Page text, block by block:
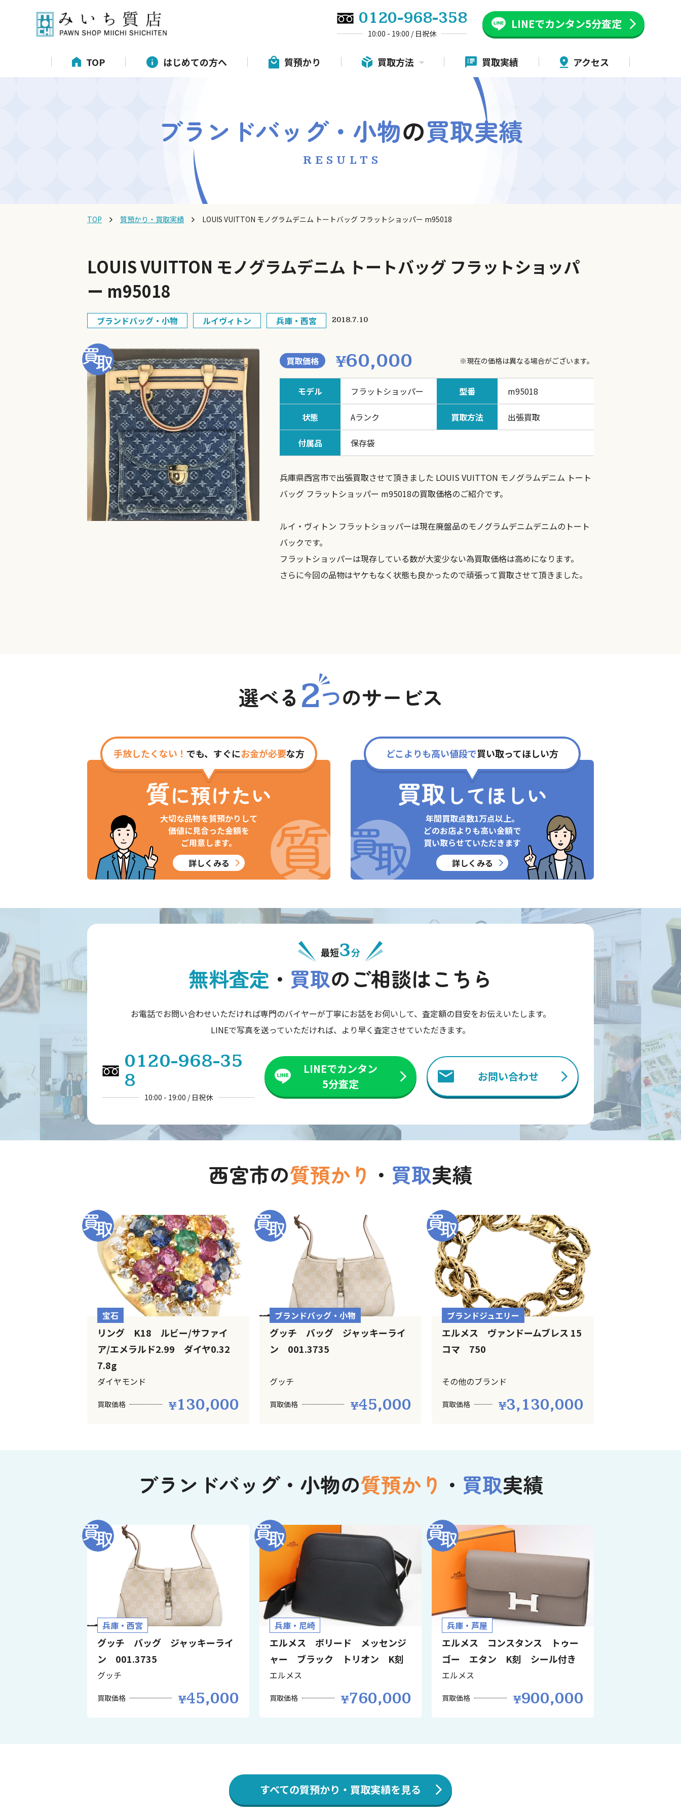
0120-968-358
10:00 - 19:00 / 日祝休
LINEでカンタン5分査定
TOP はじめての方へ 質預かり 買取方法 買取実績 アクセス
ブランドバッグ・小物の買取実績
RESULTS
TOP 質預かり・買取実績 LOUIS VUITTON モノグラムデニム トートバッグ フラットショッパー m95018
LOUIS VUITTON モノグラムデニム トートバッグ フラットショッパ
ー m95018
ブランドバッグ・小物 ルイヴィトン 兵庫・西宮 2018.7.10
買取価格 ¥60,000 ※現在の価格は異なる場合がございます。
モデル フラットショッパー 型番 m95018
状態 Aランク 買取方法 出張買取
付属品 保存袋
兵庫県西宮市で出張買取させて頂きました LOUIS VUITTON モノグラムデニム トート
バッグ フラットショッパー m95018の買取価格のご紹介です。
ルイ・ヴィトン フラットショッパーは現在廃盤品のモノグラムデニムデニムのトート
バックです。
フラットショッパーは現存している数が大変少ない為買取価格は高めになります。
さらに今回の品物はヤケもなく状態も良かったので頑張って買取させて頂きました。
選べる 2つのサービス
手放したくない！ でも、すぐにお金が必要な方
質に預けたい
大切な品物を質預かりして
価値に見合った金額を
ご用意します。
詳しくみる
どこよりも高い値段で買い取ってほしい方
買取 してほしい
年間買取点数1万点以上。
どのお店よりも高い金額で
買い取らせていただきます
詳しくみる
最短3分
無料査定 ・ 買取のご相談はこちら
お電話でお問い合わせいただければ専門のバイヤーが丁寧にお話をお伺いして、査定額の目安をお伝えいたします。
LINEで写真を送っていただければ、より早く査定させていただきます。
0120-968-35
8
10:00 - 19:00 / 日祝休
LINEでカンタン
5分査定
お問い合わせ
西宮市の質預かり ・ 買取実績
宝石
リング K18 ルビー/サファイ
ア/エメラルド2.99 ダイヤ0.32
7.8g
ダイヤモンド
買取価格 130,000
ブランドバッグ・小物
グッチ バッグ ジャッキーライ
ン 001.3735
グッチ
買取価格 45,000
ブランドジュエリー
エルメス ヴァンドームブレス 15
コマ 750
その他のブランド
買取価格 3,130,000
ブランドバッグ・小物の質預かり ・ 買取実績
兵庫・西宮
グッチ バッグ ジャッキーライ
ン 001.3735
グッチ
買取価格 45,000
兵庫・尼崎
エルメス ボリード メッセンジ
ャー ブラック トリオン K刻
エルメス
買取価格 760,000
兵庫・芦屋
エルメス コンスタンス トゥー
ゴー エタン K刻 シール付き
エルメス
買取価格 900,000
すべての質預かり・買取実績を見る